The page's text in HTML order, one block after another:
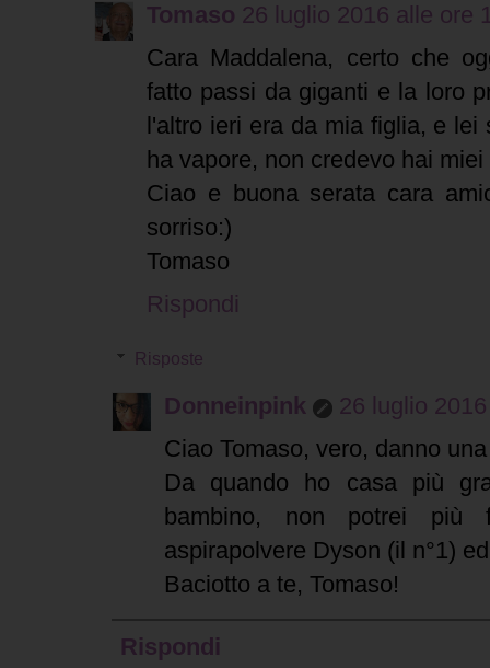
Tomaso 26 luglio 2016 alle ore
Cara Maddalena, certo che
fatto passi da giganti e la loro
l'altro ieri era da mia figlia, e lei
ha vapore, non credevo hai
Ciao e buona serata cara
sorriso:)
Tomaso
Rispondi
Risposte
Donneinpink
26 luglio
Ciao Tomaso, vero, danno
Da quando ho casa più
bambino, non potrei
aspirapolvere Dyson (il n°1)
Baciotto a te, Tomaso!
Rispondi